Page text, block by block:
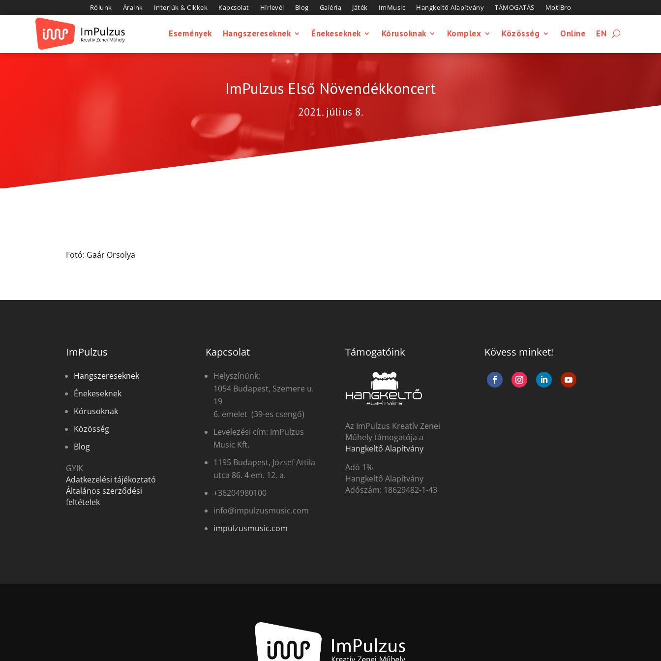
Rólunk Áraink Interjúk & Cikkek Kapcsolat Hírlevél Blog Galéria Játék ImMusic Hangkeltő Alapítvány TÁMOGATÁS MotiBro
Események Hangszereseknek Énekeseknek Kórusoknak Komplex Közösség Online EN
ImPulzus Első Növendékkoncert
2021. július 8.
Fotó: Gaár Orsolya
ImPulzus
Hangszereseknek
Énekeseknek
Kórusoknak
Közösség
Blog
GYIK
Adatkezelési tájékoztató
Általános szerződési
feltételek
Kapcsolat
Helyszínünk:
1054 Budapest, Szemere u.
19
6. emelet (39-es csengő)
Levelezési cím: ImPulzus
Music Kft.
1195 Budapest, József Attila
utca 86. 4 em. 12. a.
+36204980100
info@impulzusmusic.com
impulzusmusic.com
Támogatóink
Az ImPulzus Kreatív Zenei
Műhely támogatója a
Hangkeltő Alapítvány
Adó 1%
Hangkeltő Alapítvány
Adószám: 18629482-1-43
Kövess minket!